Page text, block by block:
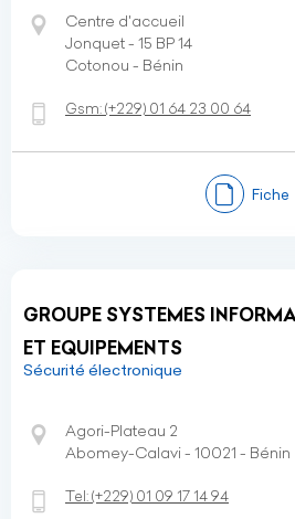
Centre d'accueil
Jonquet - 15 BP 14
Cotonou - Bénin
Gsm:(+229) 01 64 23 00 64
Fiche
GROUPE SYSTEMES
ET EQUIPEMENTS
Sécurité électronique
Agori-Plateau 2
Abomey-Calavi - 10021 - Bénin
Tel:(+229) 01 09 17 14 94